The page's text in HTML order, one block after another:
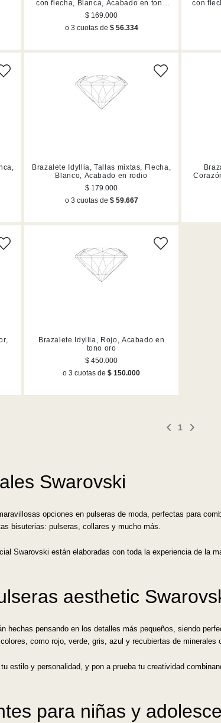
con flecha, Blanca, Acabado en tono
oro
$ 169.000
o 3 cuotas de $ 56.334
con
Brazalete Idyllia, Tallas mixtas, Flecha,
Blanco, Acabado en rodio
$ 179.000
o 3 cuotas de $ 59.667
Brazalete Idyllia, Rojo, Acabado en
tono oro
$ 450.000
o 3 cuotas de$ 150.000
1
Swarovski
opciones en pulseras de moda, perfectas para
bisuterias: pulseras, collares y mucho más.
Swarovski están elaboradas con toda la experiencia de la
aesthetic
hechas pensando en los detalles más pequeños, siendo
como rojo, verde, gris, azul y recubiertas de
estilo y personalidad, y pon a prueba tu creatividad
para niñas y